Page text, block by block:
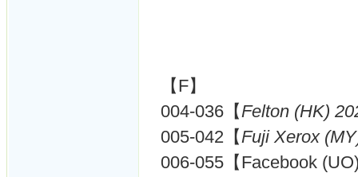
【F】
004-036【Felton (HK)
005-042【Fuji Xerox
006-055【Facebook